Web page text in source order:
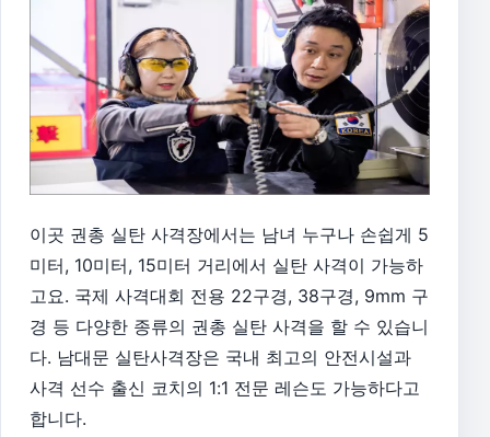
이곳 권총 실탄 사격장에서는 남녀 누구나 손쉽게 5
미터, 10미터, 15미터 거리에서 실탄 사격이 가능하
고요. 국제 사격대회 전용 22구경, 38구경, 9mm 구
경 등 다양한 종류의 권총 실탄 사격을 할 수 있습니
다. 남대문 실탄사격장은 국내 최고의 안전시설과
사격 선수 출신 코치의 1:1 전문 레슨도 가능하다고
합니다.